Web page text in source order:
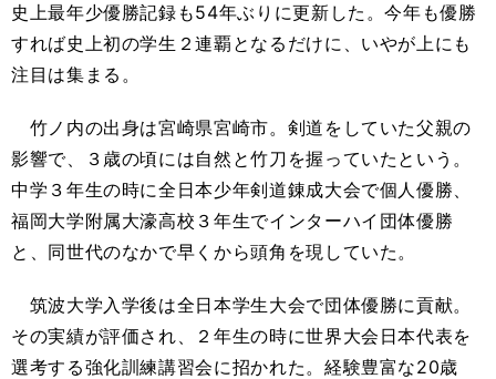
史上最年少優勝記録も54年ぶりに更新した。今年も優勝
すれば史上初の学生２連覇となるだけに、いやが上にも
注目は集まる。
竹ノ内の出身は宮崎県宮崎市。剣道をしていた父親の
影響で、３歳の頃には自然と竹刀を握っていたという。
中学３年生の時に全日本少年剣道錬成大会で個人優勝、
福岡大学附属大濠高校３年生でインターハイ団体優勝
と、同世代のなかで早くから頭角を現していた。
筑波大学入学後は全日本学生大会で団体優勝に貢献。
その実績が評価され、２年生の時に世界大会日本代表を
選考する強化訓練講習会に招かれた。経験豊富な20歳